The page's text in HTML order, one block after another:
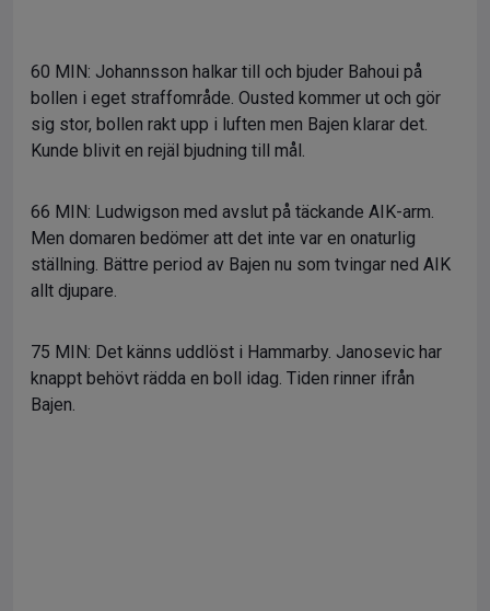
60 MIN: Johannsson halkar till och bjuder Bahoui på
bollen i eget straffområde. Ousted kommer ut och gör
sig stor, bollen rakt upp i luften men Bajen klarar det.
Kunde blivit en rejäl bjudning till mål.
66 MIN: Ludwigson med avslut på täckande AIK-arm.
Men domaren bedömer att det inte var en onaturlig
ställning. Bättre period av Bajen nu som tvingar ned AIK
allt djupare.
75 MIN: Det känns uddlöst i Hammarby. Janosevic har
knappt behövt rädda en boll idag. Tiden rinner ifrån
Bajen.